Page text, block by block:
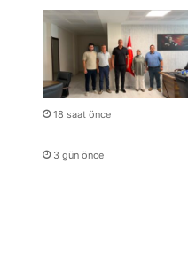
18 saat önce
3 gün önce